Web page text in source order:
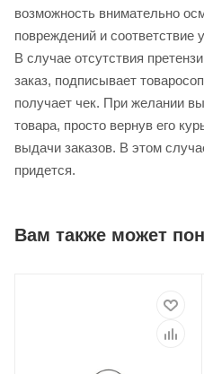
возможность внимательно
повреждений и соответствие
В случае отсутствия
заказ, подписывает
получает чек. При желании
товара, просто вернув его
выдачи заказов. В этом
придется.
Вам также может